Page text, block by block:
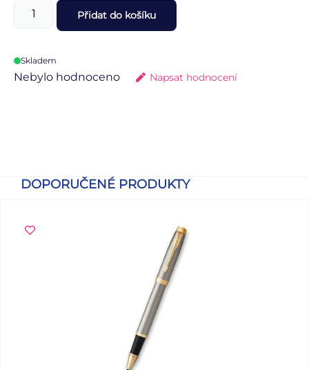
Přidat do košíku
Skladem
Nebylo hodnoceno Napsat hodnocení
DOPORUČENÉ PRODUKTY